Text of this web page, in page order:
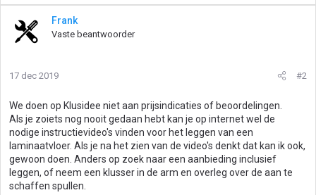
Frank
Vaste beantwoorder
17 dec 2019 #2
We doen op Klusidee niet aan prijsindicaties of beoordelingen.
Als je zoiets nog nooit gedaan hebt kan je op internet wel de
nodige instructievideo's vinden voor het leggen van een
laminaatvloer. Als je na het zien van de video's denkt dat kan ik ook,
gewoon doen. Anders op zoek naar een aanbieding inclusief
leggen, of neem een klusser in de arm en overleg over de aan te
schaffen spullen.